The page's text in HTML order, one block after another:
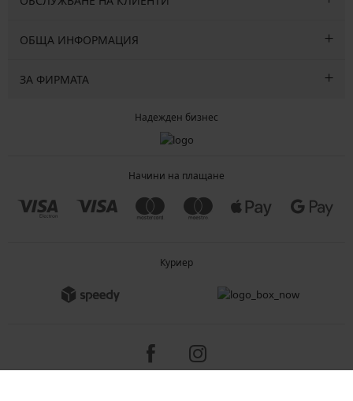
ОБЩА ИНФОРМАЦИЯ
ЗА ФИРМАТА
Надежден бизнес
Начини на плащане
Куриер